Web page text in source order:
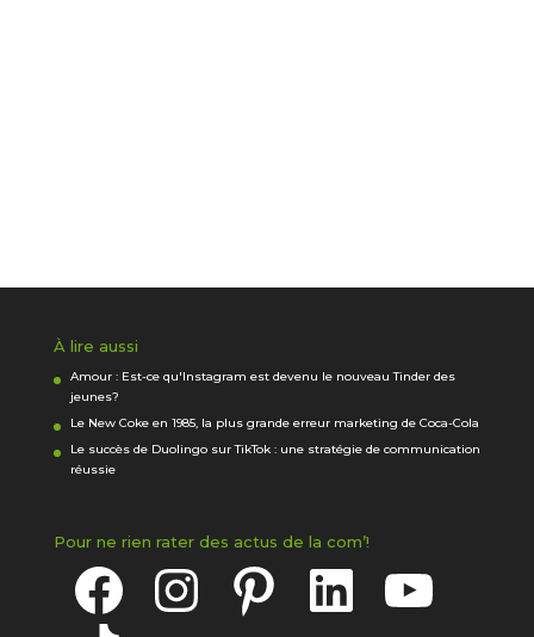
À lire aussi
Amour : Est-ce qu'Instagram est devenu le nouveau Tinder des
jeunes?
Le New Coke en 1985, la plus grande erreur marketing de Coca-Cola
Le succès de Duolingo sur TikTok : une stratégie de communication
réussie
Pour ne rien rater des actus de la com’!
Facebook Instagram Pinterest LinkedIn
TikTok